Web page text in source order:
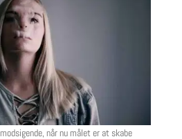
når nu målet er at skabe